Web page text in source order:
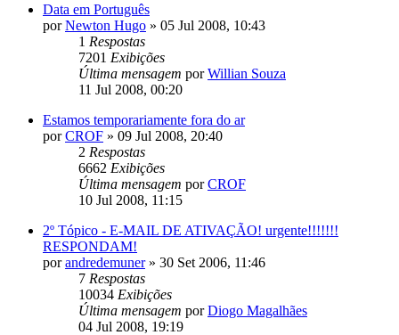
Data em Português
porNewton Hugo » 05 Jul 2008, 10:43
1 Respostas
7201 Exibições
Última mensagem porWillian Souza
11 Jul 2008, 00:20
Estamos temporariamente fora do ar
porCROF » 09 Jul 2008, 20:40
2 Respostas
6662 Exibições
Última mensagem porCROF
10 Jul 2008, 11:15
2º Tópico - E-MAIL DE ATIVAÇÃO! urgente!!!!!!!
RESPONDAM!
porandredemuner» 30 Set 2006, 11:46
7 Respostas
10034 Exibições
Última mensagem porDiogo Magalhães
04 Jul 2008, 19:19